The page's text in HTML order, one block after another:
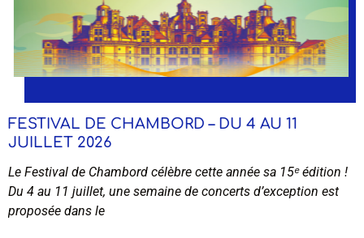
FESTIVAL DE CHAMBORD – DU 4 AU 11
JUILLET 2026
Le Festival de Chambord célèbre cette année sa 15ᵉ édition !
Du 4 au 11 juillet, une semaine de concerts d’exception est
proposée dans le